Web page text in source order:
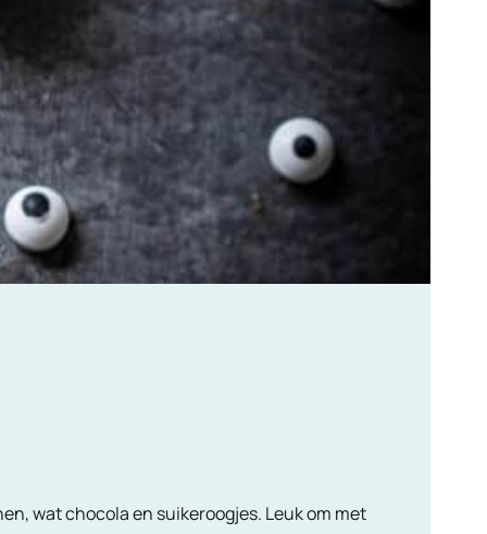
wat chocola en suikeroogjes. Leuk om met